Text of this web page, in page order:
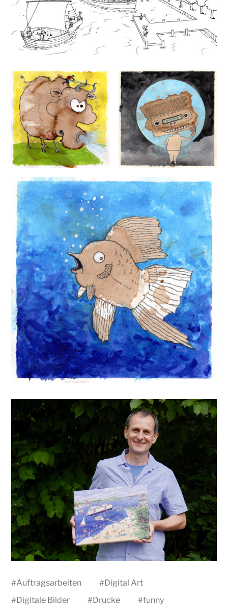
#Auftragsarbeiten #Digital Art
#Digitale Bilder #Drucke #funny